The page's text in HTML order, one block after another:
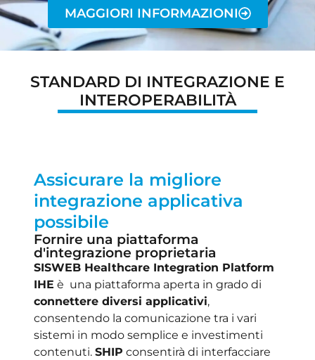
MAGGIORI INFORMAZIONI
STANDARD DI INTEGRAZIONE E
INTEROPERABILITÀ
Assicurare la migliore
integrazione applicativa
possibile​
Fornire una piattaforma
d'integrazione proprietaria
SISWEB Healthcare Integration Platform
IHE è una piattaforma aperta in grado di
connettere diversi applicativi,
consentendo la comunicazione tra i vari
sistemi in modo semplice e investimenti
contenuti. SHIP consentirà di interfacciare